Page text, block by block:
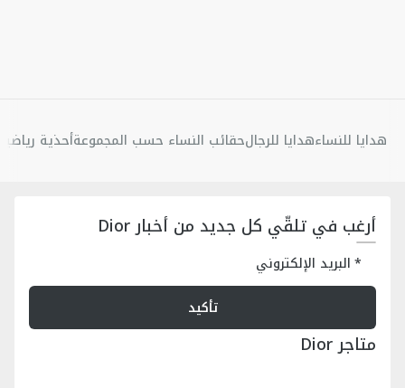
هدايا للنساءهدايا للرجالحقائب النساء حسب المجموعةأحذية
أرغب في تلقّي كل جديد من أخبار Dior
البريد الإلكتروني
تأكيد
متاجر Dior